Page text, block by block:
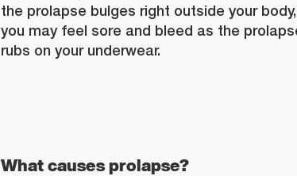
the prolapse bulges right outside your body,
you may feel sore and bleed as the
rubs on your underwear.
What causes prolapse?